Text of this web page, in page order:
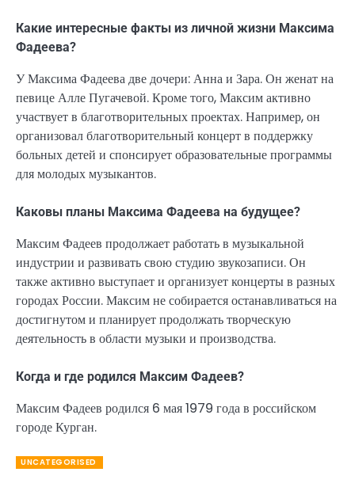
Какие интересные факты из личной жизни Максима
Фадеева?
У Максима Фадеева две дочери: Анна и Зара. Он женат на
певице Алле Пугачевой. Кроме того, Максим активно
участвует в благотворительных проектах. Например, он
организовал благотворительный концерт в поддержку
больных детей и спонсирует образовательные программы
для молодых музыкантов.
Каковы планы Максима Фадеева на будущее?
Максим Фадеев продолжает работать в музыкальной
индустрии и развивать свою студию звукозаписи. Он
также активно выступает и организует концерты в разных
городах России. Максим не собирается останавливаться на
достигнутом и планирует продолжать творческую
деятельность в области музыки и производства.
Когда и где родился Максим Фадеев?
Максим Фадеев родился 6 мая 1979 года в российском
городе Курган.
UNCATEGORISED